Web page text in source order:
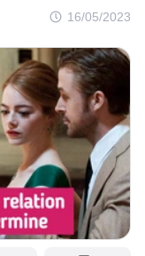
16/05/2023
leurs faits
des théories
ainsi toute
plus incroyables que